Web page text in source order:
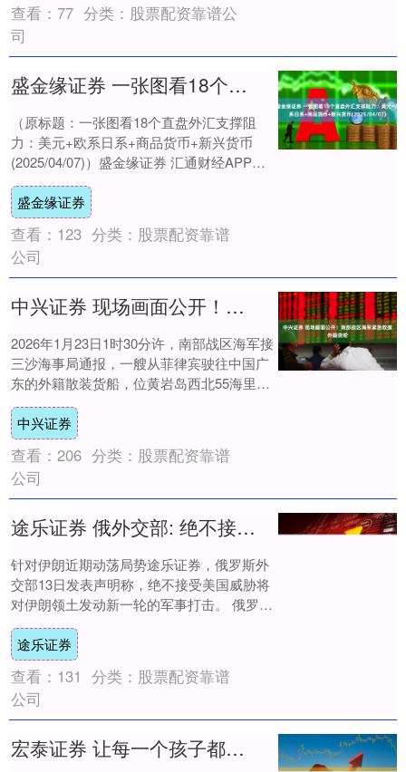
查看： 77 分类： 股票配资靠谱公
司
盛金缘证券 一张图看18个直盘外汇支撑阻力：美元+欧系日系+商品货币+新兴货币(2025/04/07)
（原标题：一张图看18个直盘外汇支撑阻
力：美元+欧系日系+商品货币+新兴货币
(2025/04/07)）盛金缘证券 汇通财经APP讯
——一张图看直盘支撑阻力：美元....
盛金缘证券
查看： 123 分类： 股票配资靠谱
公司
中兴证券 现场画面公开！南部战区海军紧急救援外籍货轮
2026年1月23日1时30分许，南部战区海军接
三沙海事局通报，一艘从菲律宾驶往中国广
东的外籍散装货船，位黄岩岛西北55海里附
近海域倾斜失联，船上共有21名船员....
中兴证券
查看： 206 分类： 股票配资靠谱
公司
途乐证券 俄外交部: 绝不接受美国对伊朗打击威胁
针对伊朗近期动荡局势途乐证券，俄罗斯外
交部13日发表声明称，绝不接受美国威胁将
对伊朗领土发动新一轮的军事打击。 俄罗斯
外交部在13日的声明中指出，伊朗的敌对外
部....
途乐证券
查看： 131 分类： 股票配资靠谱
公司
宏泰证券 让每一个孩子都能“上好学”